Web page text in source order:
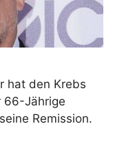
hat den Krebs
66-Jährige
Remission.